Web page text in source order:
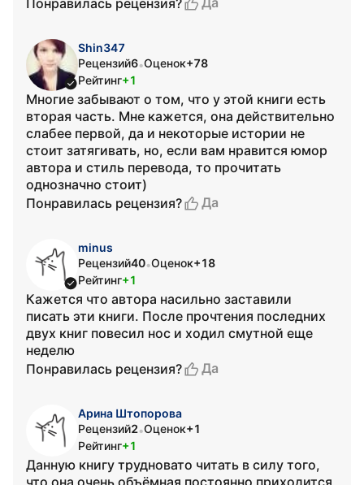
Shin347
Рецензий6•Оценок+78
Рейтинг+1
Многие забывают о том, что у этой книги есть
вторая часть. Мне кажется, она действительно
слабее первой, да и некоторые истории не
стоит затягивать, но, если вам нравится юмор
автора и стиль перевода, то прочитать
однозначно стоит)
Понравилась рецензия?
Да
minus
Рецензий40•Оценок+18
Рейтинг+1
Кажется что автора насильно заставили
писать эти книги. После прочтения последних
двух книг повесил нос и ходил смутной еще
неделю
Понравилась рецензия?
Да
Арина Штопорова
Рецензий2•Оценок+1
Рейтинг+1
Данную книгу трудновато читать в силу того,
что она очень объёмная постоянно приходится